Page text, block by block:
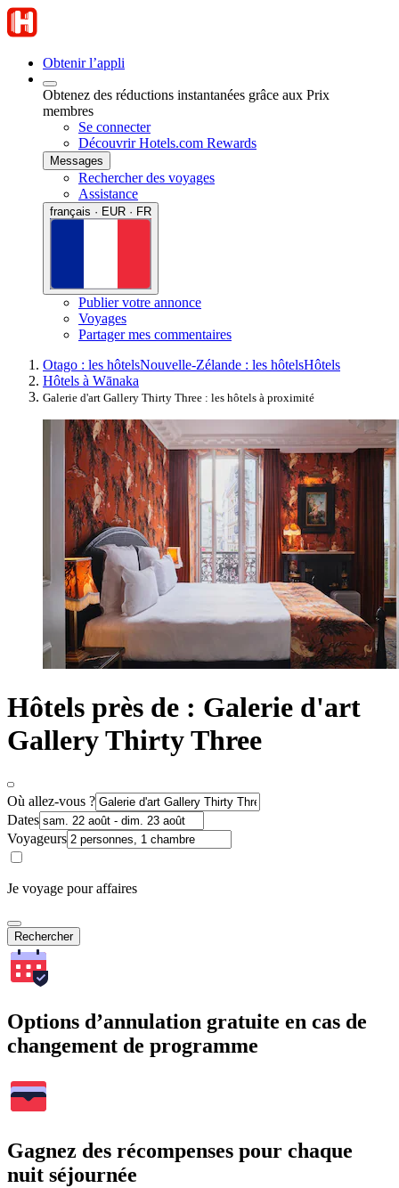
Obtenir l’appli
Obtenez des réductions instantanées grâce aux Prix
membres
Se connecter
Découvrir Hotels.com Rewards
Messages
Rechercher des voyages
Assistance
français · EUR · FR
Publier votre annonce
Voyages
Partager mes commentaires
Otago : les hôtelsNouvelle-Zélande : les hôtelsHôtels
Hôtels à Wānaka
Galerie d'art Gallery Thirty Three : les hôtels à proximité
Hôtels près de : Galerie d'art
Gallery Thirty Three
Où allez-vous ?
Dates
Voyageurs
Je voyage pour affaires
Rechercher
Options d’annulation gratuite en cas de
changement de programme
Gagnez des récompenses pour chaque
nuit séjournée